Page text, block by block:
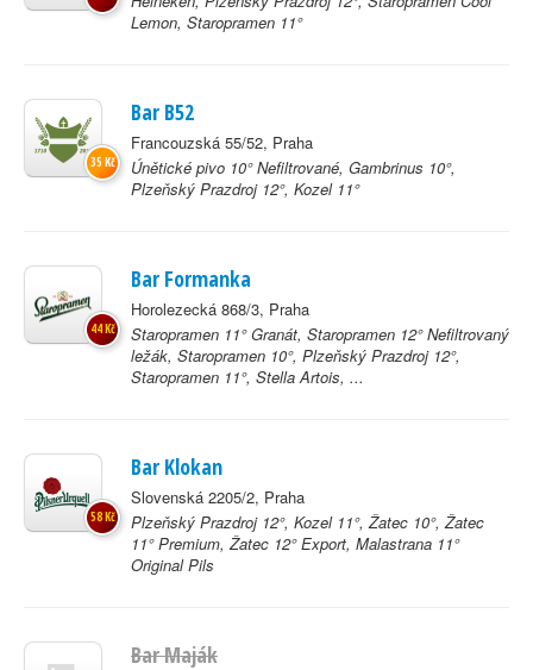
Lemon, Staropramen 11°
Bar B52
Francouzská 55/52, Praha
Únětické pivo 10° Nefiltrované, Gambrinus 10°,
Plzeňský Prazdroj 12°, Kozel 11°
35 Kč
Bar Formanka
Horolezecká 868/3, Praha
Staropramen 11° Granát, Staropramen 12° Nefiltrovaný
ležák, Staropramen 10°, Plzeňský Prazdroj 12°,
Staropramen 11°, Stella Artois, ...
44 Kč
Bar Klokan
Slovenská 2205/2, Praha
Plzeňský Prazdroj 12°, Kozel 11°, Žatec 10°, Žatec
11° Premium, Žatec 12° Export, Malastrana 11°
Original Pils
58 Kč
Bar Maják